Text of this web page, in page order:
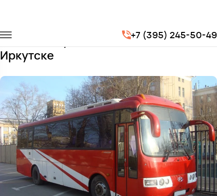
+7 (395) 245-50-49
Hyundai Aero
Заказать Hyundai Aero с водителем в
Иркутске